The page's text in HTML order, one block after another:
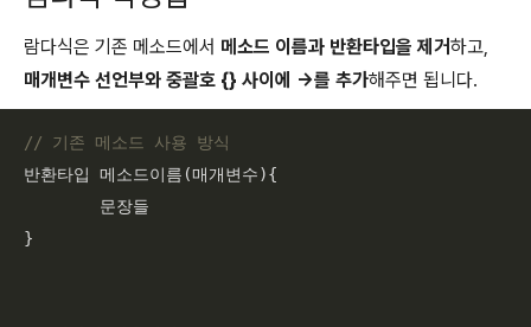
람다식은 기존 메소드에서 메소드 이름과 반환타입을 제거하고,
매개변수 선언부와 중괄호 {} 사이에 ->를 추가해주면 됩니다.
// 기존 메소드 사용 방식
반환타입 메소드이름(매개변수){
}